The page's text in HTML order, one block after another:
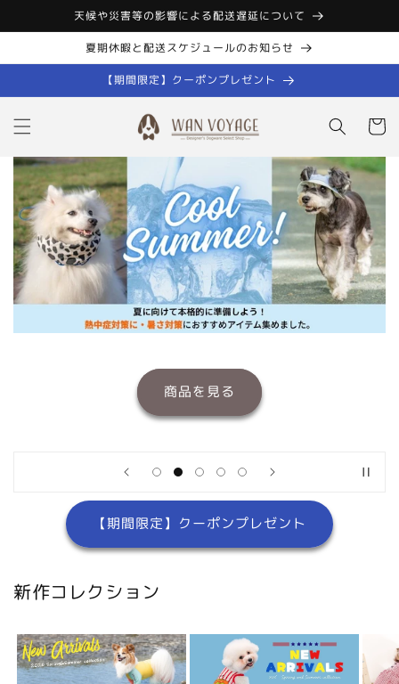
コンテン
ツに進む
天候や災害等の影響による配送遅延について
夏期休暇と配送スケジュールのお知らせ
【期間限定】クーポンプレゼント
ー
商品を見る
【期間限定】クーポンプレゼント
新作コレクション